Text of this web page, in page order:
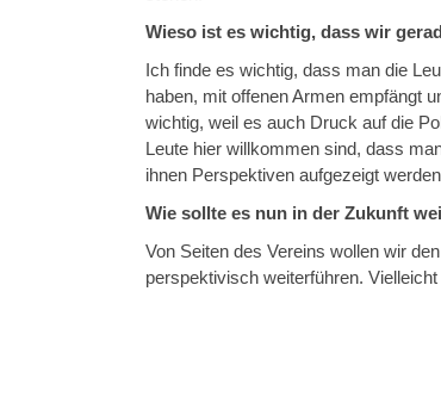
Wieso ist es wichtig, dass wir
Ich finde es wichtig, dass man die
haben, mit offenen Armen empfängt
wichtig, weil es auch Druck auf die
Leute hier willkommen sind, dass
ihnen Perspektiven aufgezeigt
Wie sollte es nun in der Zukunft
Von Seiten des Vereins wollen wir
perspektivisch weiterführen.